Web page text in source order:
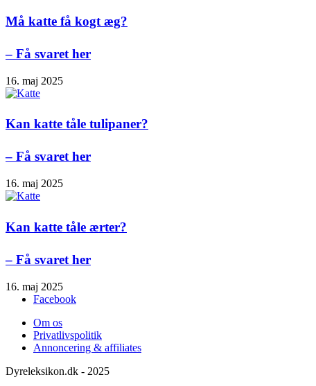
Må katte få kogt æg?
– Få svaret her
16. maj 2025
Kan katte tåle tulipaner?
– Få svaret her
16. maj 2025
Kan katte tåle ærter?
– Få svaret her
16. maj 2025
Facebook
Om os
Privatlivspolitik
Annoncering & affiliates
Dyreleksikon.dk - 2025